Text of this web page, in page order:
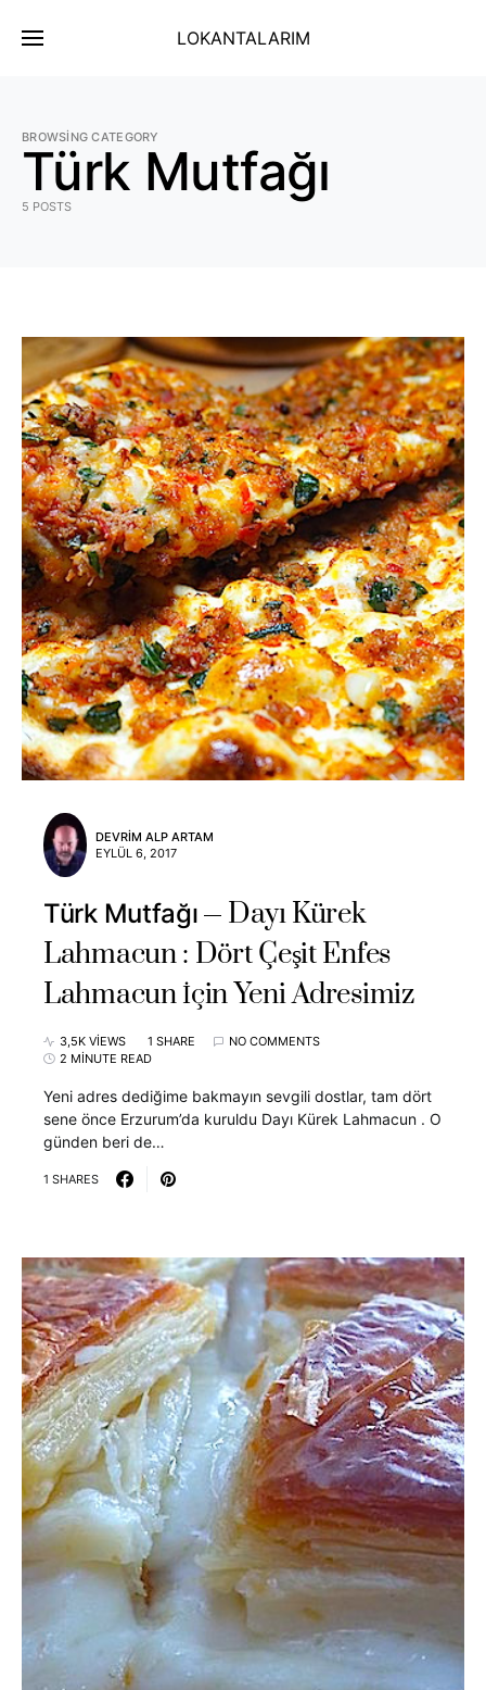
LOKANTALARIM
BROWSING CATEGORY
Türk Mutfağı
5 POSTS
DEVRIM ALP ARTAM
EYLÜL 6, 2017
Türk Mutfağı
Dayı Kürek
Lahmacun : Dört Çeşit Enfes
Lahmacun İçin Yeni Adresimiz
3,5K VIEWS 1 SHARE
NO COMMENTS
2 MINUTE READ
Yeni adres dediğime bakmayın sevgili dostlar, tam dört
sene önce Erzurum’da kuruldu Dayı Kürek Lahmacun . O
günden beri de…
1 SHARES